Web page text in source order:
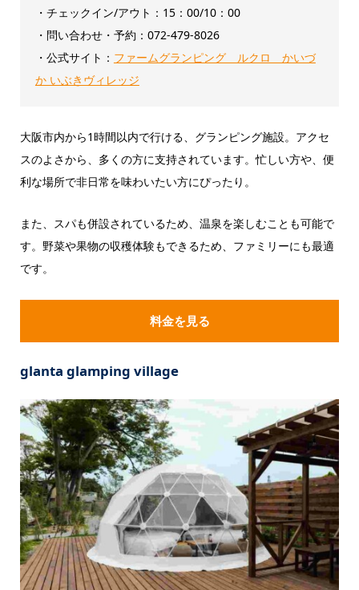
・チェックイン/アウト：‎15：00/10：00
・問い合わせ・予約：072-479-8026
・公式サイト： ファームグランピング ルクロ かいづ
か いぶきヴィレッジ
大阪市内から1時間以内で行ける、グランピング施設。アクセ
スのよさから、多くの方に支持されています。忙しい方や、便
利な場所で非日常を味わいたい方にぴったり。
また、スパも併設されているため、温泉を楽しむことも可能で
す。野菜や果物の収穫体験もできるため、ファミリーにも最適
です。
料金を見る
glanta glamping village